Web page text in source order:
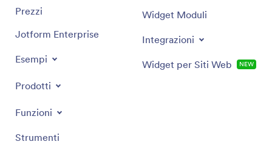
Prezzi
Jotform Enterprise
Esempi
Prodotti
Funzioni
Strumenti
Widget Moduli
Integrazioni
Widget per Siti Web NEW